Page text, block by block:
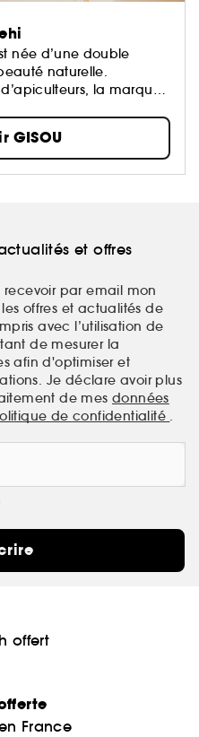
née d’une double
naturelle.
la marque
dont des
cheveux et des huiles
d’ingrédients
de manière éco-
Bee Garden. Les
GISOU
et offres
recevoir par email mon
offres et actualités de
avec l’utilisation de
de mesurer la
afin d'optimiser et
Je déclare avoir plus
de mes données
de confidentialité .
offert
France